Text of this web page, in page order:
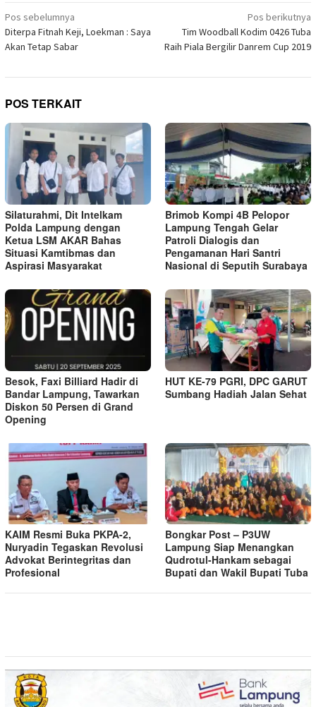
jendela
yang
baru)
Navigasi
pos
Pos sebelumnya
Diterpa Fitnah Keji, Loekman : Saya
Akan Tetap Sabar
Pos berikutnya
Tim Woodball Kodim 0426 Tuba
Raih Piala Bergilir Danrem Cup 2019
POS TERKAIT
Silaturahmi, Dit Intelkam
Polda Lampung dengan
Ketua LSM AKAR Bahas
Situasi Kamtibmas dan
Aspirasi Masyarakat
Brimob Kompi 4B Pelopor
Lampung Tengah Gelar
Patroli Dialogis dan
Pengamanan Hari Santri
Nasional di Seputih Surabaya
Besok, Faxi Billiard Hadir di
Bandar Lampung, Tawarkan
Diskon 50 Persen di Grand
Opening
HUT KE-79 PGRI, DPC GARUT
Sumbang Hadiah Jalan Sehat
KAIM Resmi Buka PKPA-2,
Nuryadin Tegaskan Revolusi
Advokat Berintegritas dan
Profesional
Bongkar Post – P3UW
Lampung Siap Menangkan
Qudrotul-Hankam sebagai
Bupati dan Wakil Bupati Tuba